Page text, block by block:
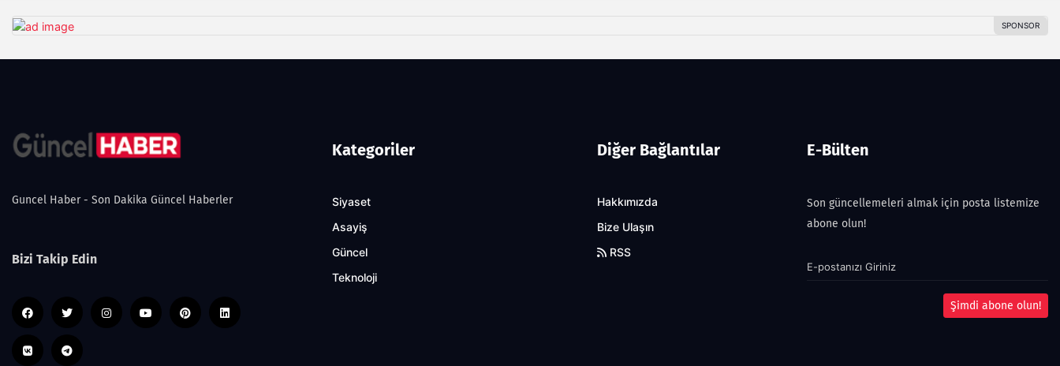
Guncel Haber - Son Dakika Güncel Haberler
Bizi Takip Edin
Kategoriler
Siyaset
Asayiş
Güncel
Teknoloji
Diğer Bağlantılar
Hakkımızda
Bize Ulaşın
RSS
E-Bülten
Son güncellemeleri almak için posta listemize
abone olun!
Şimdi abone olun!